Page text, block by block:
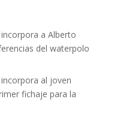
a Alberto
del waterpolo
al joven
fichaje para la